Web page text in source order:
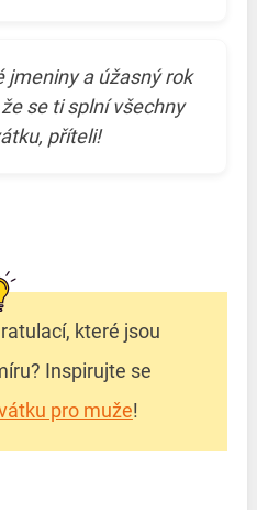
jmeniny a úžasný rok
se ti splní všechny
příteli!
které jsou
Inspirujte se
pro muže!